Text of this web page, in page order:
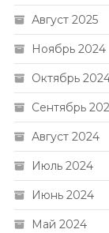
Август 2025
Ноябрь 2024
Октябрь
Сентябрь
Август 2024
Июль 2024
Июнь 2024
Май 2024